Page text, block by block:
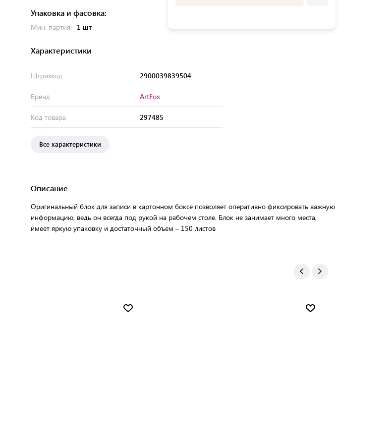
Упаковка и фасовка:
Мин. партия: 1 шт
Характеристики
Штрихкод 2900039839504
Бренд ArtFox
Код товара 297485
Все характеристики
Описание
Оригинальный блок для записи в картонном боксе позволяет оперативно фиксировать важную
информацию, ведь он всегда под рукой на рабочем столе. Блок не занимает много места,
имеет яркую упаковку и достаточный объем – 150 листов